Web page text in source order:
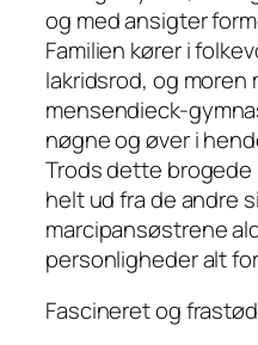
og med ansigter
Familien kører i
lakridsrod, og moren
mensendieck-
nøgne og øver i
Trods dette brogede
helt ud fra de andre
marcipansøstrene
personligheder alt
Fascineret og